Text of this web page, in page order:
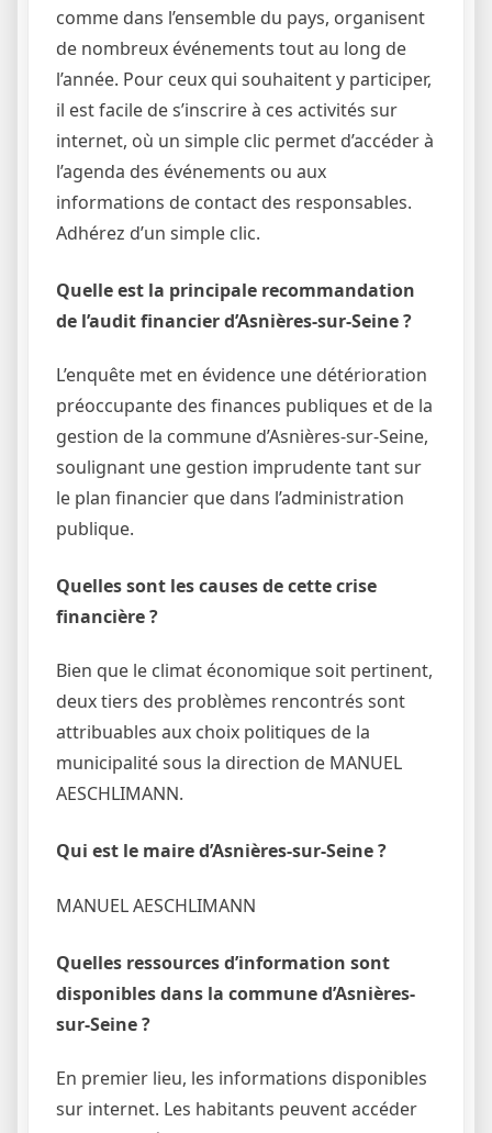
comme dans l’ensemble du pays, organisent
de nombreux événements tout au long de
l’année. Pour ceux qui souhaitent y participer,
il est facile de s’inscrire à ces activités sur
internet, où un simple clic permet d’accéder à
l’agenda des événements ou aux
informations de contact des responsables.
Adhérez d’un simple clic.
Quelle est la principale recommandation
de l’audit financier d’Asnières-sur-Seine ?
L’enquête met en évidence une détérioration
préoccupante des finances publiques et de la
gestion de la commune d’Asnières-sur-Seine,
soulignant une gestion imprudente tant sur
le plan financier que dans l’administration
publique.
Quelles sont les causes de cette crise
financière ?
Bien que le climat économique soit pertinent,
deux tiers des problèmes rencontrés sont
attribuables aux choix politiques de la
municipalité sous la direction de MANUEL
AESCHLIMANN.
Qui est le maire d’Asnières-sur-Seine ?
MANUEL AESCHLIMANN
Quelles ressources d’information sont
disponibles dans la commune d’Asnières-
sur-Seine ?
En premier lieu, les informations disponibles
sur internet. Les habitants peuvent accéder